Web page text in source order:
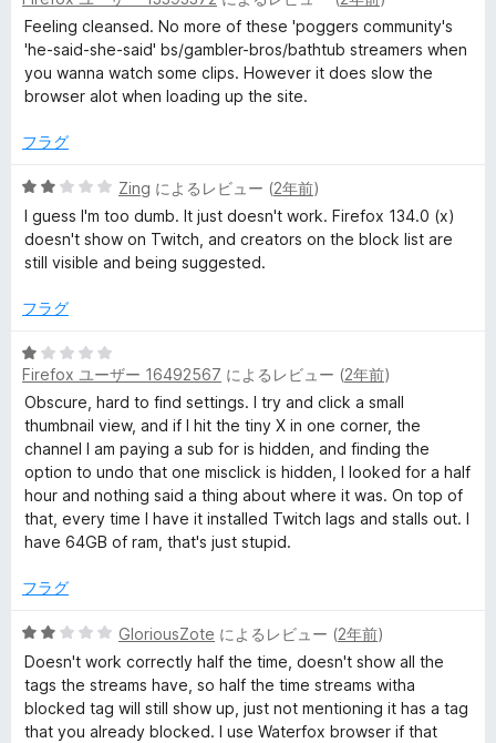
階
中
4
の
価
Feeling cleansed. No more of these 'poggers community's
'he-said-she-said' bs/gambler-bros/bathtub streamers when
you wanna watch some clips. However it does slow the
browser alot when loading up the site.
フラグ
5
段
階
中
の
価
Zing によるレビュー (2年前)
I guess I'm too dumb. It just doesn't work. Firefox 134.0 (x)
doesn't show on Twitch, and creators on the block list are
still visible and being suggested.
フラグ
5
段
階
中
1
の
評
価
Firefox ユーザー 16492567 によるレビュー (2年前)
Obscure, hard to find settings. I try and click a small
thumbnail view, and if I hit the tiny X in one corner, the
channel I am paying a sub for is hidden, and finding the
option to undo that one misclick is hidden, I looked for a half
hour and nothing said a thing about where it was. On top of
that, every time I have it installed Twitch lags and stalls out. I
have 64GB of ram, that's just stupid.
フラグ
5
段
階
中
2
GloriousZote によるレビュー (2年前)
Doesn't work correctly half the time, doesn't show all the
tags the streams have, so half the time streams witha
blocked tag will still show up, just not mentioning it has a tag
that you already blocked. I use Waterfox browser if that